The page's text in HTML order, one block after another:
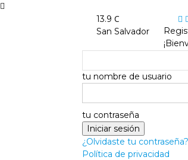
13.9 C
San Salvador
tu nombre de usuario
tu contraseña
¿Olvidaste tu
Política de privacidad